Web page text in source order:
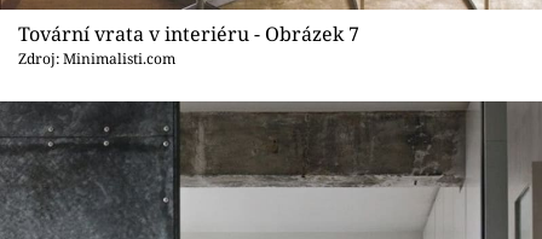
Tovární vrata v interiéru - Obrázek 7
Zdroj: Minimalisti.com